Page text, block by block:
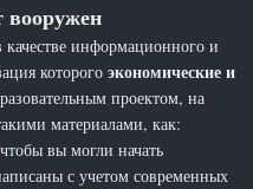
вооружен
информационного и
которогоэкономические и
проектом, на
материалами, как:
вы могли начать
с учетом современных